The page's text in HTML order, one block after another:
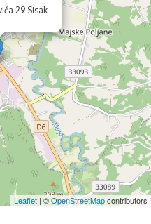
29 Sisak
Leaflet | ©OpenStreetMapcontributors